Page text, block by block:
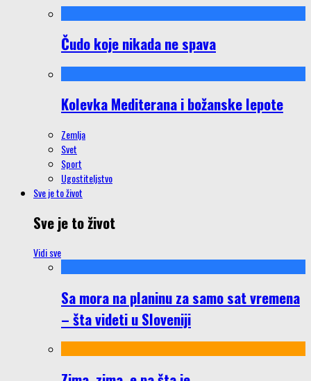
Čudo koje nikada ne spava
Kolevka Mediterana i božanske lepote
Zemlja
Svet
Sport
Ugostiteljstvo
Sve je to život
Sve je to život
Vidi sve
Sa mora na planinu za samo sat vremena
– šta videti u Sloveniji